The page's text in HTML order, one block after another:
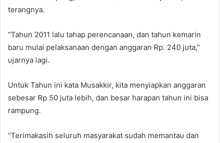
terangnya.
“Tahun 2011 lalu tahap perencanaan, dan tahun kemarin
baru mulai pelaksanaan dengan anggaran Rp. 240 juta,”
ujarnya lagi.
Untuk Tahun ini kata Musakkir, kita menyiapkan anggaran
sebesar Rp 50 juta lebih, dan besar harapan tahun ini bisa
rampung.
“Terimakasih seluruh masyarakat sudah memantau dan